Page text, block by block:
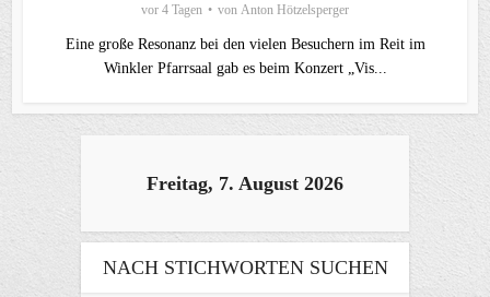
vor 4 Tagen von Anton Hötzelsperger
Eine große Resonanz bei den vielen Besuchern im Reit im
Winkler Pfarrsaal gab es beim Konzert „Vis...
Freitag, 7. August 2026
NACH STICHWORTEN SUCHEN